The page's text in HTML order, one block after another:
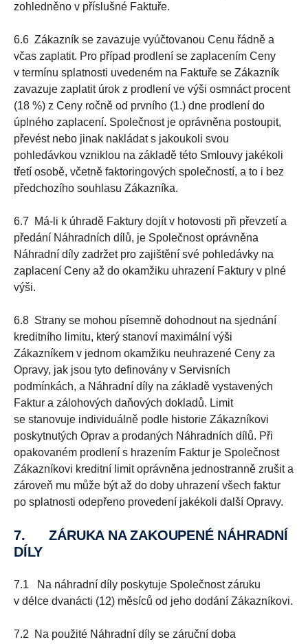
zohledněno v příslušné Faktuře.
6.6 Zákazník se zavazuje vyúčtovanou Cenu řádně a
včas zaplatit. Pro případ prodlení se zaplacením Ceny
v termínu splatnosti uvedeném na Faktuře se Zákazník
zavazuje zaplatit úrok z prodlení ve výši osmnáct procent
(18 %) z Ceny ročně od prvního (1.) dne prodlení do
úplného zaplacení. Společnost je oprávněna postoupit,
převést nebo jinak nakládat s jakoukoli svou
pohledávkou vzniklou na základě této Smlouvy jakékoli
třetí osobě, včetně faktoringových společností, a to i bez
předchozího souhlasu Zákazníka.
6.7 Má-li k úhradě Faktury dojít v hotovosti při převzetí a
předání Náhradních dílů, je Společnost oprávněna
Náhradní díly zadržet pro zajištění své pohledávky na
zaplacení Ceny až do okamžiku uhrazení Faktury v plné
výši.
6.8 Strany se mohou písemně dohodnout na sjednání
kreditního limitu, který stanoví maximální výši
Zákazníkem v jednom okamžiku neuhrazené Ceny za
Opravy, jak jsou tyto definovány v Servisních
podmínkách, a Náhradní díly na základě vystavených
Faktur a zálohových daňových dokladů. Limit
se stanovuje individuálně podle historie Zákazníkovi
poskytnutých Oprav a prodaných Náhradních dílů. Při
opakovaném prodlení s hrazením Faktur je Společnost
Zákazníkovi kreditní limit oprávněna jednostranně zrušit a
zároveň mu může být až do doby uhrazení všech faktur
po splatnosti odepřeno provedení jakékoli další Opravy.
7.ZÁRUKA NA ZAKOUPENÉ NÁHRADNÍ
DÍLY
7.1 Na náhradní díly poskytuje Společnost záruku
v délce dvanácti (12) měsíců od jeho dodání Zákazníkovi.
7.2 Na použité Náhradní díly se záruční doba